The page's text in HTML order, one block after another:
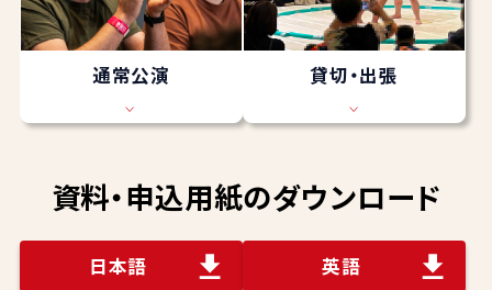
通常公演 貸切・出張
資料・申込用紙のダウンロード
日本語
英語